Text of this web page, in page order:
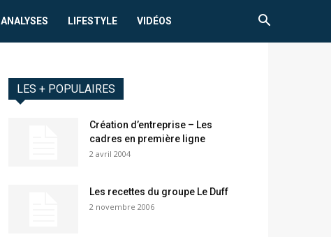
ANALYSES LIFESTYLE VIDÉOS
LES + POPULAIRES
Création d’entreprise – Les
cadres en première ligne
2 avril 2004
Les recettes du groupe Le Duff
2 novembre 2006